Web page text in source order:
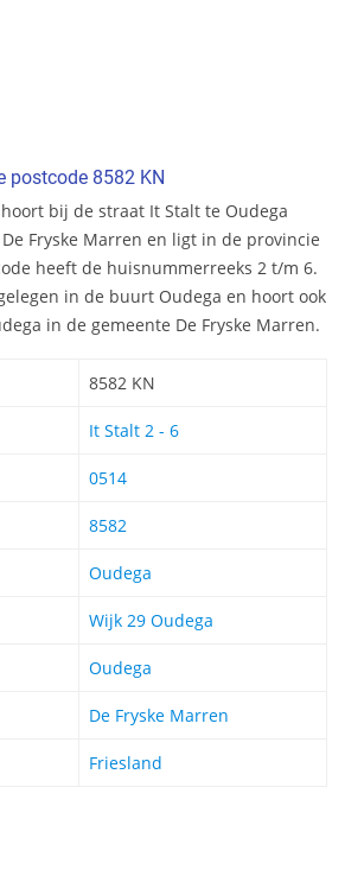
postcode 8582 KN
bij de straat It Stalt te Oudega
Fryske Marren en ligt in de provincie
heeft de huisnummerreeks 2 t/m 6.
in de buurt Oudega en hoort ook
in de gemeente De Fryske Marren.
8582 KN
It Stalt 2 - 6
0514
8582
Oudega
Wijk 29 Oudega
Oudega
De Fryske Marren
Friesland